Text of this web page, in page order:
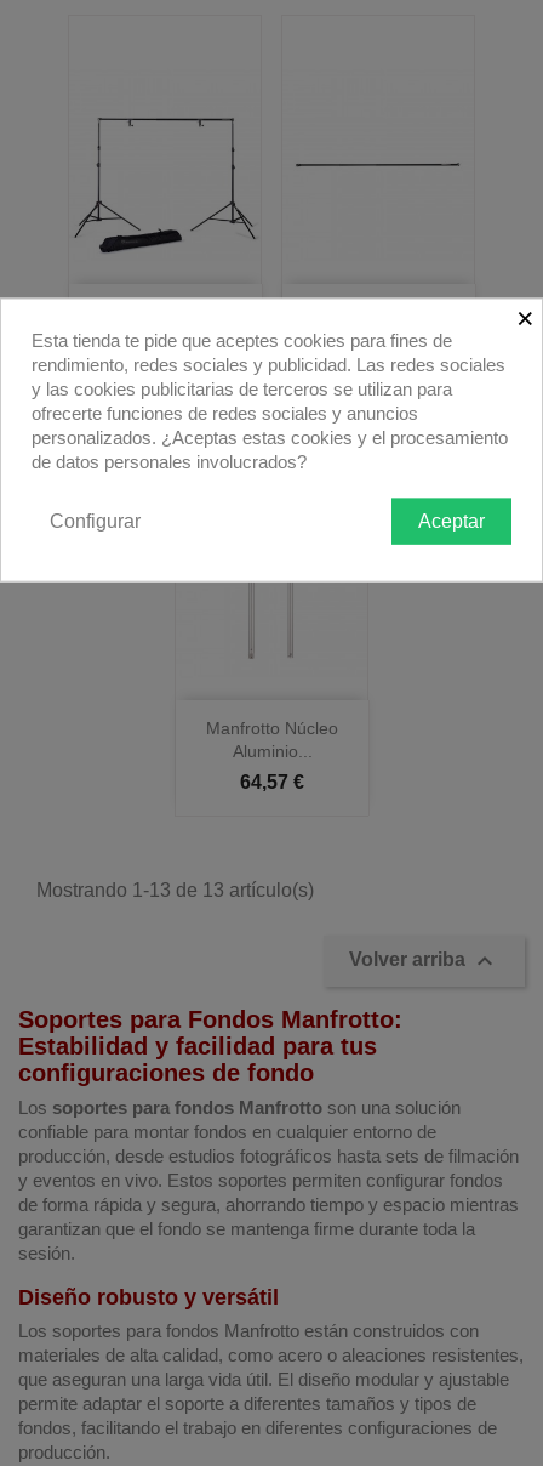
277,00 €
Fondos...
71,72 €
Manfrotto Núcleo
Aluminio...
64,57 €
Mostrando 1-13 de 13 artículo(s)
Volver arriba 
Soportes para Fondos Manfrotto:
Estabilidad y facilidad para tus
configuraciones de fondo
Los soportes para fondos Manfrotto son una solución
confiable para montar fondos en cualquier entorno de
producción, desde estudios fotográficos hasta sets de filmación
y eventos en vivo. Estos soportes permiten configurar fondos
de forma rápida y segura, ahorrando tiempo y espacio mientras
garantizan que el fondo se mantenga firme durante toda la
sesión.
Diseño robusto y versátil
Los soportes para fondos Manfrotto están construidos con
materiales de alta calidad, como acero o aleaciones resistentes,
que aseguran una larga vida útil. El diseño modular y ajustable
permite adaptar el soporte a diferentes tamaños y tipos de
fondos, facilitando el trabajo en diferentes configuraciones de
producción.
×
Esta tienda te pide que aceptes cookies para fines de
rendimiento, redes sociales y publicidad. Las redes sociales
y las cookies publicitarias de terceros se utilizan para
ofrecerte funciones de redes sociales y anuncios
personalizados. ¿Aceptas estas cookies y el procesamiento
de datos personales involucrados?
Aceptar
Configurar